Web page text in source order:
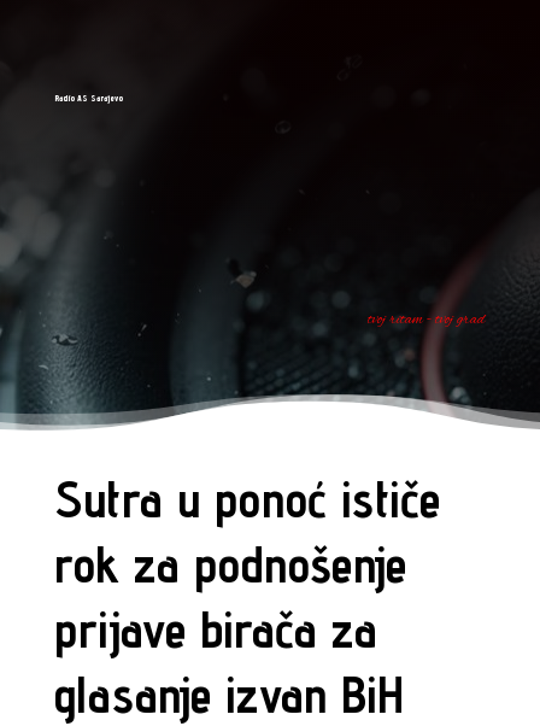
Radio AS Sarajevo
tvoj ritam - tvoj grad
Sutra u ponoć ističe
rok za podnošenje
prijave birača za
glasanje izvan BiH